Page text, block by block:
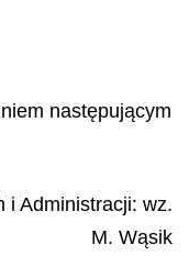
następującym
i Administracji: wz.
M. Wąsik